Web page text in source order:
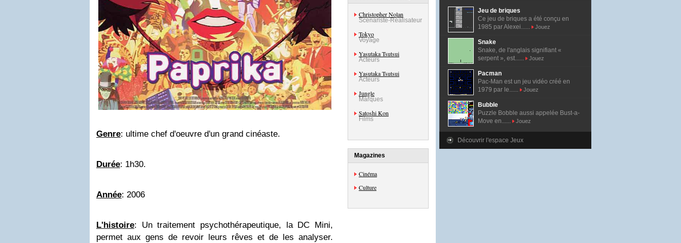
Genre: ultime chef d'oeuvre d'un grand cinéaste.
Durée: 1h30.
Année: 2006
L'histoire: Un traitement psychothérapeutique, la DC Mini,
permet aux gens de revoir leurs rêves et de les analyser.
Christopher Nolan
Scénariste-Réalisateur
Tokyo
Voyage
Yasutaka Tsutsui
Acteurs
Yasutaka Tsutsui
Acteurs
Jungle
Marques
Satoshi Kon
Films
Magazines
Cinéma
Culture
Jeu de briques
Ce jeu de briques a été conçu en
1985 par Alexei......
Jouez
Snake
Snake, de l'anglais signifiant «
serpent », est......
Jouez
Pacman
Pac-Man est un jeu vidéo créé en
1979 par le......
Jouez
Bubble
Puzzle Bobble aussi appelée Bust-a-
Move en......
Jouez
Découvrir l'espace Jeux